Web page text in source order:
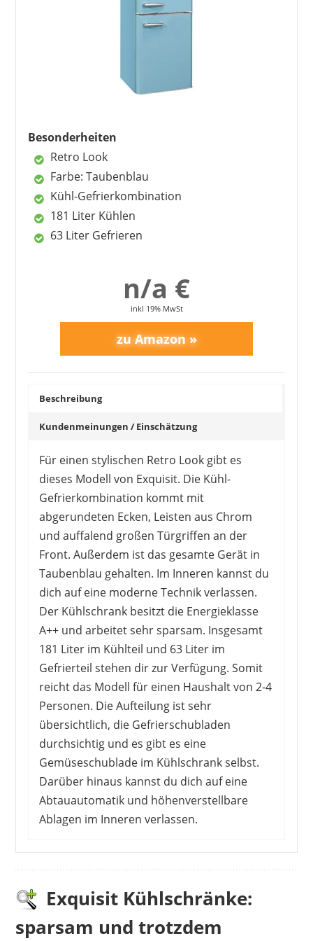
nutzen das Modell als Zweitgerät für den Keller.
ideal als Zweitgerät
Abtauautomatik
Nachteile
Beleuchtung zu dunkel
Türanschlag kompliziert zu wechseln
Besonderheiten
Retro Look
Farbe: Taubenblau
Kühl-Gefrierkombination
181 Liter Kühlen
63 Liter Gefrieren
n/a €
inkl 19% MwSt
Beschreibung
Kundenmeinungen / Einschätzung
Für einen stylischen Retro Look gibt es
dieses Modell von Exquisit. Die Kühl-
Gefrierkombination kommt mit
abgerundeten Ecken, Leisten aus Chrom
und auffalend großen Türgriffen an der
Front. Außerdem ist das gesamte Gerät in
Taubenblau gehalten. Im Inneren kannst du
dich auf eine moderne Technik verlassen.
Der Kühlschrank besitzt die Energieklasse
A++ und arbeitet sehr sparsam. Insgesamt
181 Liter im Kühlteil und 63 Liter im
Gefrierteil stehen dir zur Verfügung. Somit
reicht das Modell für einen Haushalt von 2-4
Personen. Die Aufteilung ist sehr
übersichtlich, die Gefrierschubladen
durchsichtig und es gibt es eine
Gemüseschublade im Kühlschrank selbst.
Darüber hinaus kannst du dich auf eine
Abtauautomatik und höhenverstellbare
Ablagen im Inneren verlassen.
Die Kunden haben sehr positive Meinungen zu
diesem Modell. So ist der Kühlschrank sehr leise
im Betrieb und sehr ansprechend von der Optik
her. Das Preis-Leistungs-Verhältnis stimmt also.
Der Look erinnert etwas an das amerikanische
Exquisit Kühlschränke:
sparsam und trotzdem